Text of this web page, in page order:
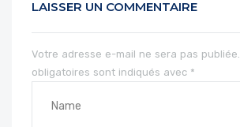
LAISSER UN COMMENTAIRE
Votre adresse e-mail ne sera pas publiée.
obligatoires sont indiqués avec *